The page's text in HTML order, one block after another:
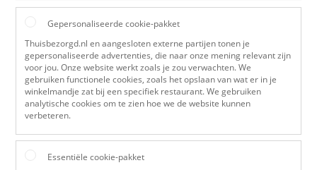
Gepersonaliseerde cookie-pakket
Thuisbezorgd.nl en aangesloten externe partijen tonen je
gepersonaliseerde advertenties, die naar onze mening relevant zijn
voor jou. Onze website werkt zoals je zou verwachten. We
gebruiken functionele cookies, zoals het opslaan van wat er in je
winkelmandje zat bij een specifiek restaurant. We gebruiken
analytische cookies om te zien hoe we de website kunnen
verbeteren.
Essentiële cookie-pakket